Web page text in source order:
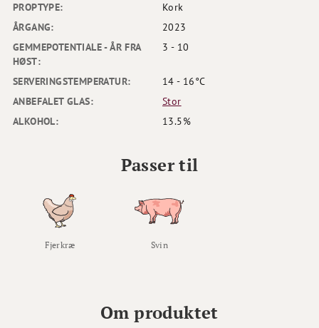
PROPTYPE:
Kork
ÅRGANG:
2023
GEMMEPOTENTIALE - ÅR FRA
HØST:
3 - 10
SERVERINGSTEMPERATUR:
14 - 16°C
ANBEFALET GLAS:
Stor
ALKOHOL:
13.5%
Passer til
Fjerkræ Svin
Om produktet